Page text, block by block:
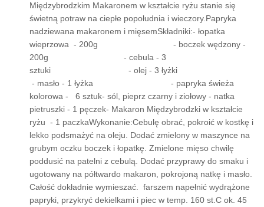
Międzybrodzkim Makaronem w kształcie ryżu stanie się
świetną potraw na ciepłe popołudnia i wieczory.Papryka
nadziewana makaronem i mięsemSkładniki:- łopatka
wieprzowa - 200g - boczek wędzony -
200g - cebula - 3
sztuki - olej - 3 łyżki
- masło - 1 łyżka - papryka świeża
kolorowa - 6 sztuk- sól, pieprz czarny i ziołowy - natka
pietruszki - 1 pęczek- Makaron Międzybrodzki w kształcie
ryżu - 1 paczkaWykonanie:Cebulę obrać, pokroić w kostkę i
lekko podsmażyć na oleju. Dodać zmielony w maszynce na
grubym oczku boczek i łopatkę. Zmielone mięso chwilę
poddusić na patelni z cebulą. Dodać przyprawy do smaku i
ugotowany na półtwardo makaron, pokrojoną natkę i masło.
Całość dokładnie wymieszać. farszem napełnić wydrążone
papryki, przykryć dekielkami i piec w temp. 160 st.C ok. 45